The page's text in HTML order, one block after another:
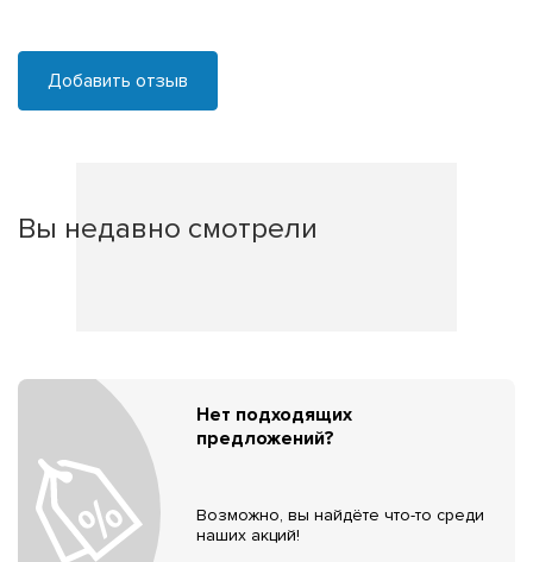
Добавить отзыв
Вы недавно смотрели
Нет подходящих
предложений?
Возможно, вы найдёте что-то среди
наших акций!